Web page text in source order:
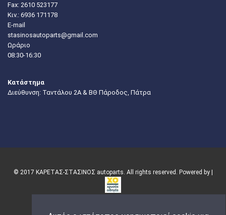
Fax: 2610 523177
Κιν.: 6936 171178
E-mail
stasinosautoparts@gmail.com
Ωράριο
08:30-16:30
Κατάστημα
Διεύθυνση: Ταντάλου 2Α & ΒΘ Πάροδος, Πάτρα
© 2017 ΚΑΡΕΤΑΣ-ΣΤΑΣΙΝΟΣ autoparts. All rights reserved. Powered by |